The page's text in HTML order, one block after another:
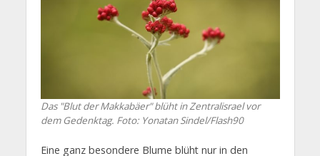
Das "Blut der Makkabäer" blüht in Zentralisrael vor
dem Gedenktag. Foto: Yonatan Sindel/Flash90
Eine ganz besondere Blume blüht nur in den